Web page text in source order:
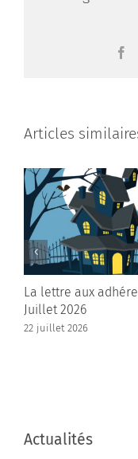
Articles
La lettre aux
Juillet 2026
22 juillet 2026
Actualités